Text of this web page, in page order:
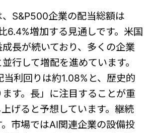
S&P500企業の配当総額は
6.4%増加する見通しです。米国
長が続いており、多くの企業
行して増配を進めています。
利回りは約1.08%と、歴史的
す。長」に注目することが重
げると予想しています。継続
市場ではAI関連企業の設備投